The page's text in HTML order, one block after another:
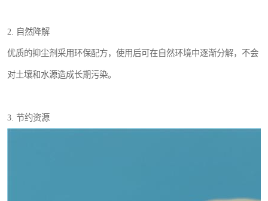
2. 自然降解
优质的抑尘剂采用环保配方，使用后可在自然环境中逐渐分解，不会
对土壤和水源造成长期污染。
3. 节约资源